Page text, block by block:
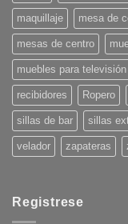
maquillaje mesa de
mesas de centro
muebles para televisión
recibidores Ropero
sillas de bar sillas
velador zapateras
Registrese